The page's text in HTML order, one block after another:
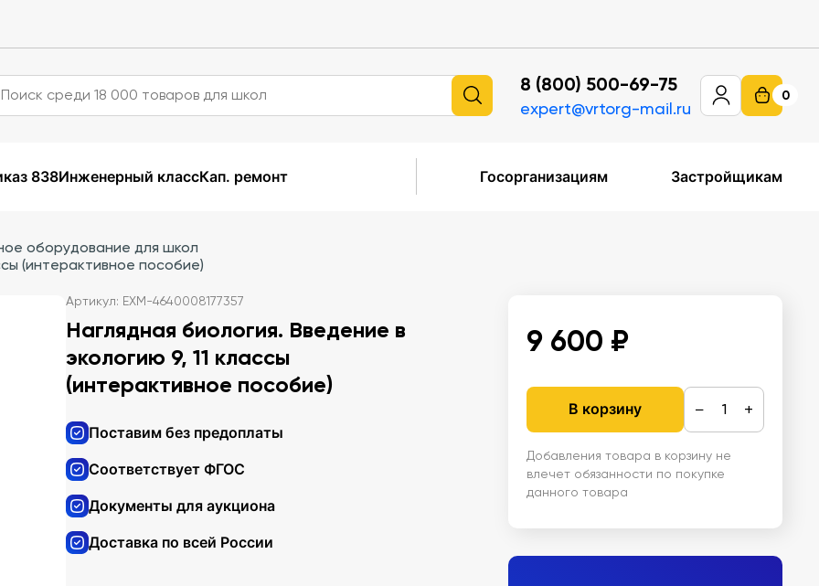
8 (800) 500-69-75
expert@vrtorg-mail.ru
0
838Инженерный классКап. ремонт Госорганизациям Застройщикам
оборудование для школ
(интерактивное пособие)
Артикул: EXM-4640008177357
Наглядная биология. Введение в
экологию 9, 11 классы
(интерактивное пособие)
Поставим без предоплаты
Соответствует ФГОС
Документы для аукциона
Доставка по всей России
9 600 ₽
В корзину − +
Добавления товара в корзину не
влечет обязанности по покупке
данного товара